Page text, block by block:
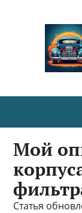
Мой
Статья